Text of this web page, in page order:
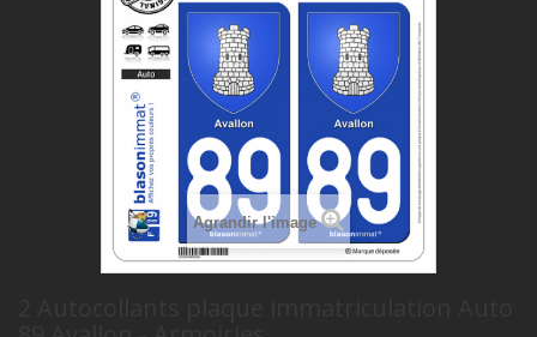
Agrandir l'image